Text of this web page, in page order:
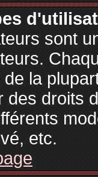
sont
la
des droits
etc.